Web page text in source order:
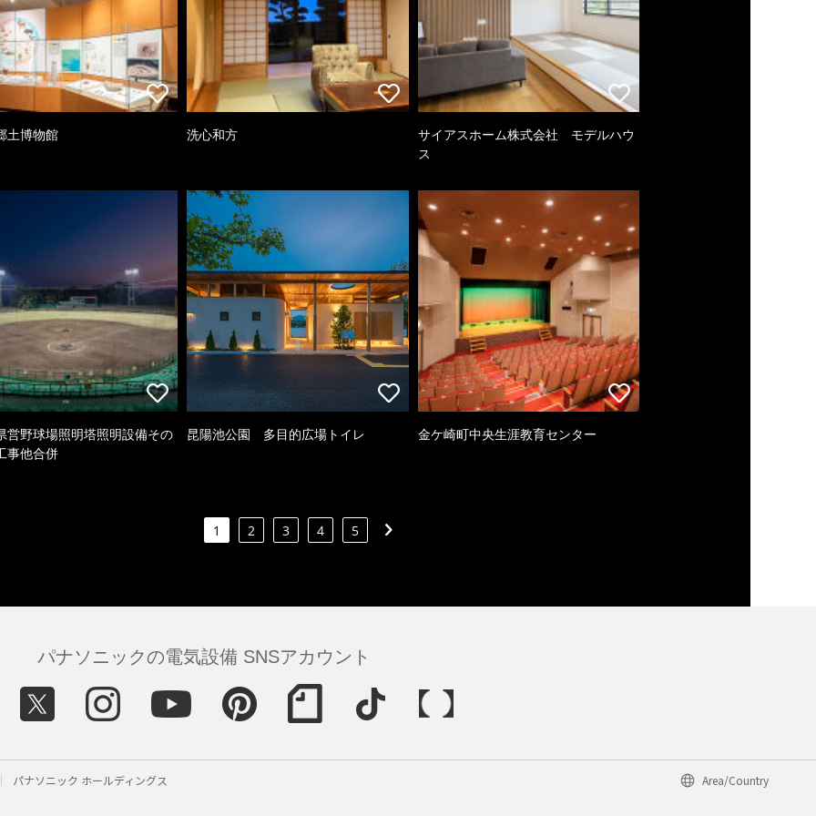
土博物館 洗心和方
サイアスホーム株式会社 モデルハウ
ス
営野球場照明塔照明設備その
事他合併
昆陽池公園 多目的広場トイレ 金ケ崎町中央生涯教育センター
1 2 3 4 5
パナソニックの電気設備 SNSアカウント
パナソニック ホールディングス Area/Country